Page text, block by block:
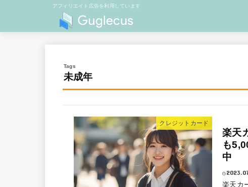
アフィリエイト広告を利用しています
未成年
クレジットカード
楽天
も
中
楽天カ